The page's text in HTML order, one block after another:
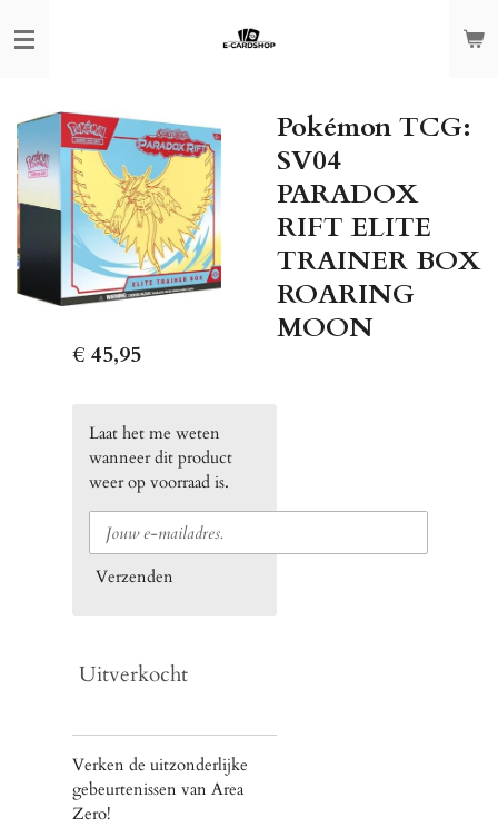
direct
hoofdinhoud
Pokémon TCG:
SV04
PARADOX
RIFT ELITE
TRAINER BOX
ROARING
MOON
€ 45,95
Laat het me weten
wanneer dit product
weer op voorraad is.
Verzenden
Uitverkocht
Verken de uitzonderlijke
gebeurtenissen van Area
Zero!